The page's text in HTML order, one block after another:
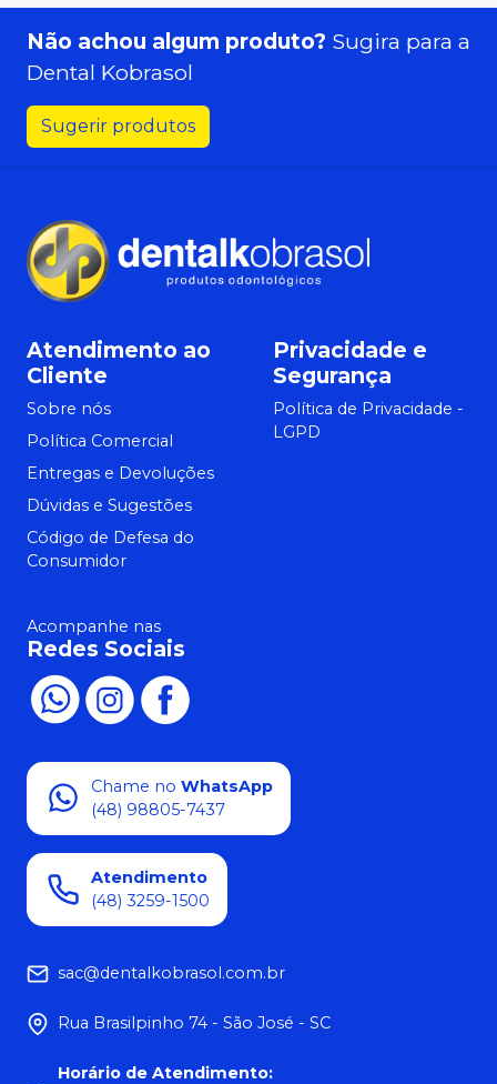
Não achou algum produto? Sugira para a
Dental Kobrasol
Sugerir produtos
Atendimento ao
Cliente
Sobre nós
Política Comercial
Entregas e Devoluções
Dúvidas e Sugestões
Código de Defesa do
Consumidor
Privacidade e
Segurança
Política de Privacidade -
LGPD
Acompanhe nas
Redes Sociais
Chame no WhatsApp
(48) 98805-7437
Atendimento
(48) 3259-1500
sac@dentalkobrasol.com.br
Rua Brasilpinho 74 - São José - SC
Horário de Atendimento: